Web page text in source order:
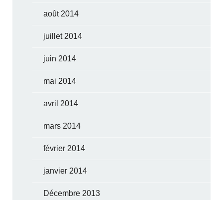
août 2014
juillet 2014
juin 2014
mai 2014
avril 2014
mars 2014
février 2014
janvier 2014
Décembre 2013